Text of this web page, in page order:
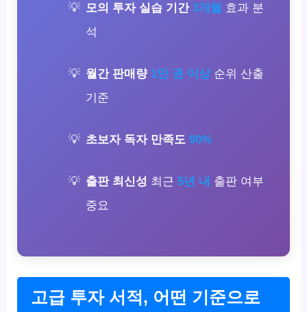
모의 투자 실습 기간 3개월 효과 분
석
월간 판매량 1만 권 이상순위 산출
기준
초보자 독자 만족도 90%
출판 최신성 최근 5년 내 출판 여부
중요
고급 투자 서적, 어떤 기준으로